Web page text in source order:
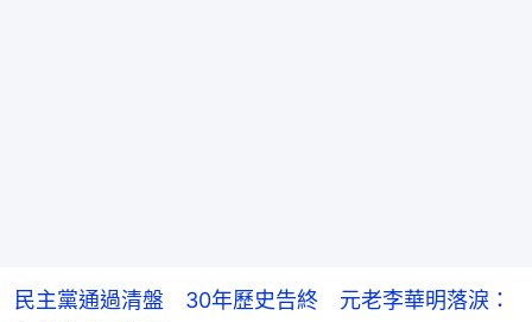
民主黨通過清盤 30年歷史告終 元老李華明落淚：